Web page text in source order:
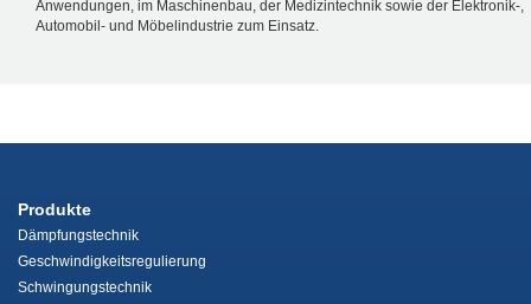
Anwendungen, im Maschinenbau, der Medizintechnik sowie der Elektronik-,
Automobil- und Möbelindustrie zum Einsatz.
Produkte
Dämpfungstechnik
Geschwindigkeitsregulierung
Schwingungstechnik